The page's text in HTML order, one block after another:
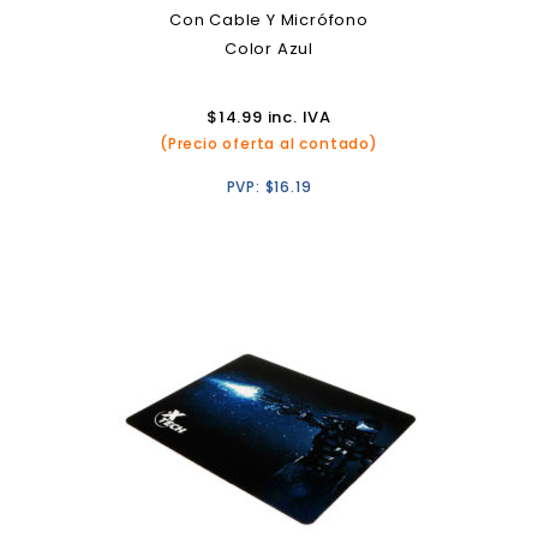
Con Cable Y Micrófono
Color Azul
$14.99 inc. IVA
(Precio oferta al contado)
PVP: $16.19